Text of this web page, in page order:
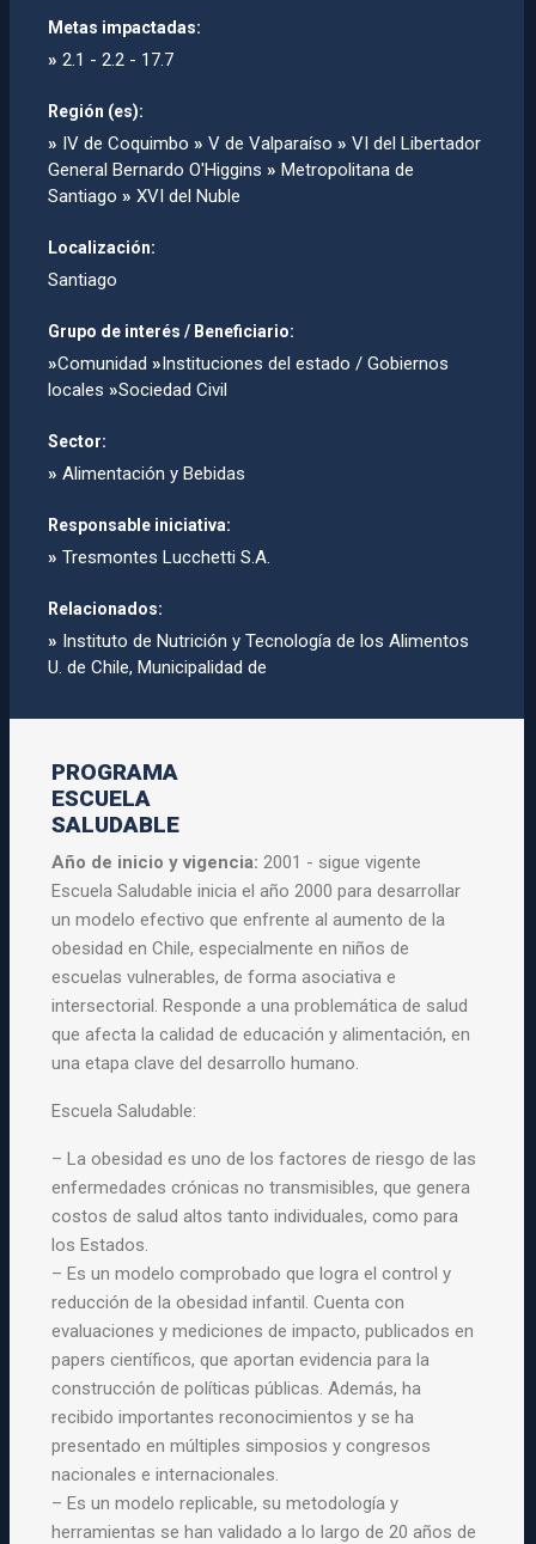
Metas impactadas:
» 2.1 - 2.2 - 17.7
Región (es):
» IV de Coquimbo » V de Valparaíso » VI del Libertador
General Bernardo O'Higgins » Metropolitana de
Santiago » XVI del Nuble
Localización:
Santiago
Grupo de interés / Beneficiario:
»Comunidad » Instituciones del estado / Gobiernos
locales »Sociedad Civil
Sector:
» Alimentación y Bebidas
Responsable iniciativa:
» Tresmontes Lucchetti S.A.
Relacionados:
» Instituto de Nutrición y Tecnologí­a de los Alimentos
U. de Chile, Municipalidad de
PROGRAMA
ESCUELA
SALUDABLE
Año de inicio y vigencia:2001 - sigue vigente
Escuela Saludable inicia el año 2000 para desarrollar
un modelo efectivo que enfrente al aumento de la
obesidad en Chile, especialmente en niños de
escuelas vulnerables, de forma asociativa e
intersectorial. Responde a una problemática de salud
que afecta la calidad de educación y alimentación, en
una etapa clave del desarrollo humano.
Escuela Saludable:
– La obesidad es uno de los factores de riesgo de las
enfermedades crónicas no transmisibles, que genera
costos de salud altos tanto individuales, como para
los Estados.
– Es un modelo comprobado que logra el control y
reducción de la obesidad infantil. Cuenta con
evaluaciones y mediciones de impacto, publicados en
papers científicos, que aportan evidencia para la
construcción de políticas públicas. Además, ha
recibido importantes reconocimientos y se ha
presentado en múltiples simposios y congresos
nacionales e internacionales.
– Es un modelo replicable, su metodología y
herramientas se han validado a lo largo de 20 años de